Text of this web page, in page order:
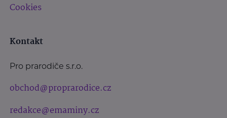
Cookies
Kontakt
Pro prarodiče s.r.o.
obchod@proprarodice.cz
redakce@emaminy.cz